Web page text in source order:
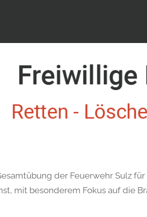
der Feuerwehr Sulz
mit besonderem Fokus auf die